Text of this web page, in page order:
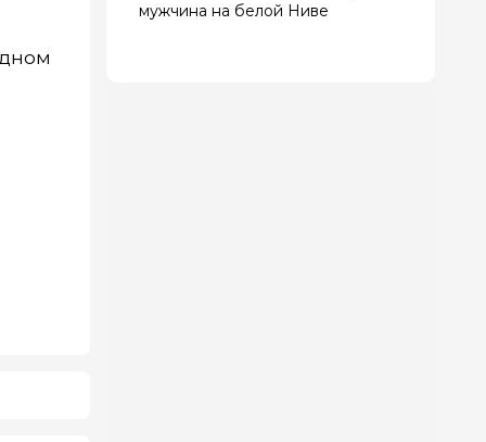
мужчина на белой Ниве